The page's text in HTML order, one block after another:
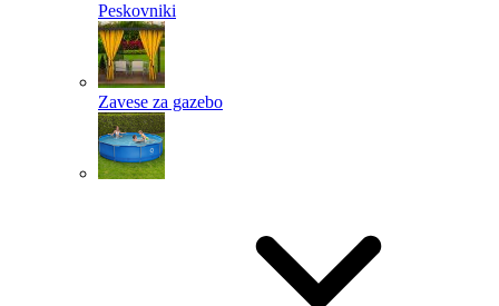
Peskovniki
Zavese za gazebo